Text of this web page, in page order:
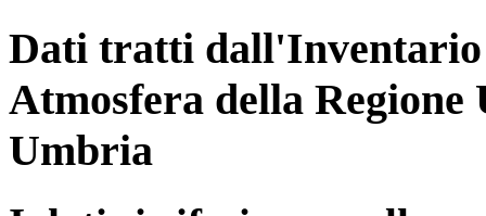
Dati tratti dall'Inventario
Atmosfera della
Umbria